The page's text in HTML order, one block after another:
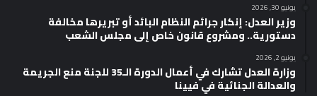
يونيو 30, 2026
وزير العدل: إنكار جرائم النظام البائد أو تبريرها مخالفة
دستورية.. ومشروع قانون خاص إلى مجلس الشعب
يونيو 2, 2026
وزارة العدل تشارك في أعمال الدورة الـ35 للجنة منع الجريمة
والعدالة الجنائية في فيينا